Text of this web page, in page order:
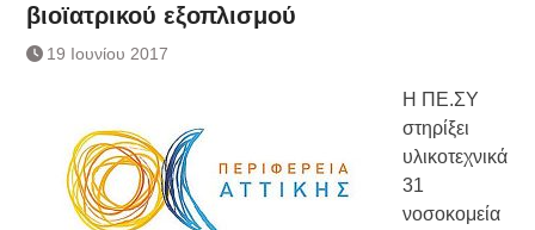
βιοϊατρικού εξοπλισμού
19 Ιουνίου 2017
Η ΠΕ.ΣΥ
στηρίξει
υλικοτεχνικά
31
νοσοκομεία